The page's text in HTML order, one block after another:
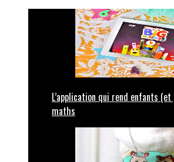
L’application qui rend enfants
maths